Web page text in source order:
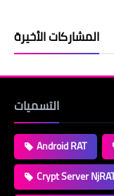
المشاركات الأخيرة
التسميات
Android RAT
Crypt Server